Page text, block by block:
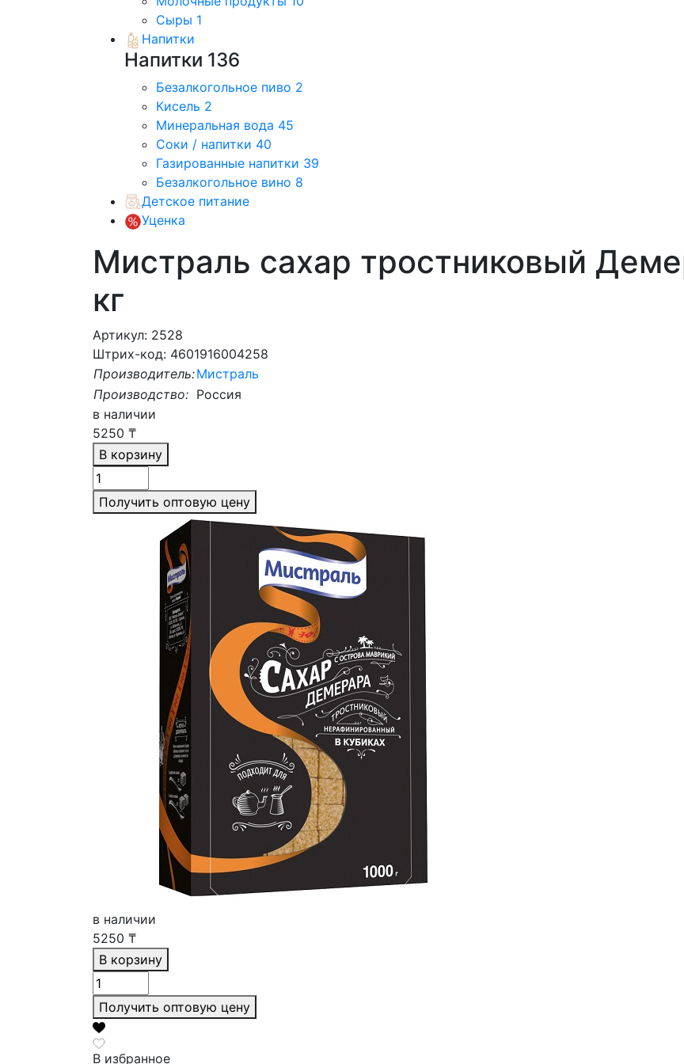
Сыры 1
Напитки
Напитки 136
Безалкогольное пиво 2
Кисель 2
Минеральная вода 45
Соки / напитки 40
Газированные напитки 39
Безалкогольное вино 8
Детское питание
Уценка
Мистраль сахар тростниковый
кг
Артикул: 2528
Штрих-код: 4601916004258
Производитель:Мистраль
Производство: Россия
в наличии
5250 ₸
В корзину
Получить оптовую цену
в наличии
5250 ₸
В корзину
Получить оптовую цену
В избранное